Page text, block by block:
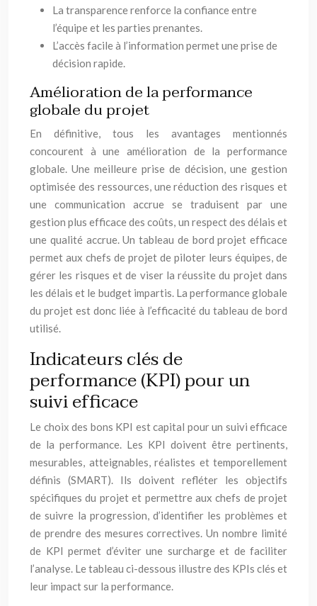
La transparence renforce la confiance entre
l’équipe et les parties prenantes.
L’accès facile à l’information permet une prise de
décision rapide.
Amélioration de la performance
globale du projet
En définitive, tous les avantages mentionnés
concourent à une amélioration de la performance
globale. Une meilleure prise de décision, une gestion
optimisée des ressources, une réduction des risques et
une communication accrue se traduisent par une
gestion plus efficace des coûts, un respect des délais et
une qualité accrue. Un tableau de bord projet efficace
permet aux chefs de projet de piloter leurs équipes, de
gérer les risques et de viser la réussite du projet dans
les délais et le budget impartis. La performance globale
du projet est donc liée à l’efficacité du tableau de bord
utilisé.
Indicateurs clés de
performance (KPI) pour un
suivi efficace
Le choix des bons KPI est capital pour un suivi efficace
de la performance. Les KPI doivent être pertinents,
mesurables, atteignables, réalistes et temporellement
définis (SMART). Ils doivent refléter les objectifs
spécifiques du projet et permettre aux chefs de projet
de suivre la progression, d’identifier les problèmes et
de prendre des mesures correctives. Un nombre limité
de KPI permet d’éviter une surcharge et de faciliter
l’analyse. Le tableau ci-dessous illustre des KPIs clés et
leur impact sur la performance.